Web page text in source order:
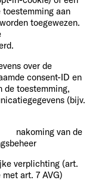
aan
toegewezen.
over de
consent-ID en
de toestemming,
(bijv.
nakoming van de
verplichting (art.
art. 7 AVG)